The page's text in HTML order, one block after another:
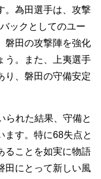
。為田選手は、攻撃
ックとしてのユー
磐田の攻撃陣を強化
う。また、上夷選手
り、磐田の守備安定
られた結果、守備と
ます。特に68失点と
ることを如実に物語
田にとって新しい風